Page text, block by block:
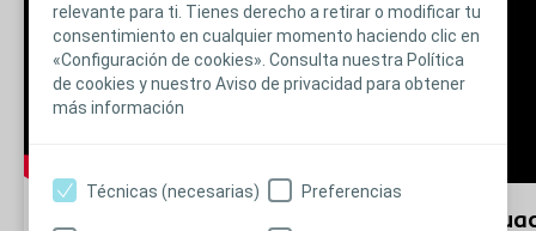
relevante para ti. Tienes derecho a retirar o modificar tu
consentimiento en cualquier momento haciendo clic en
«Configuración de cookies». Consulta nuestra Política
de cookies y nuestro Aviso de privacidad para obtener
más información
Técnicas (necesarias) Preferencias